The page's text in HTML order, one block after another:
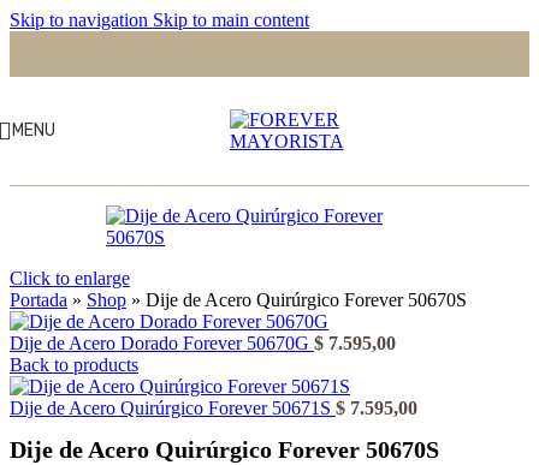
Skip to navigation Skip to main content
MENU
Click to enlarge
Portada » Shop » Dije de Acero Quirúrgico Forever 50670S
Dije de Acero Dorado Forever 50670G $ 7.595,00
Back to products
Dije de Acero Quirúrgico Forever 50671S $ 7.595,00
Dije de Acero Quirúrgico Forever 50670S